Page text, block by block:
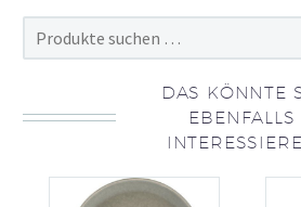
DAS KÖNNTE
EBENFALLS